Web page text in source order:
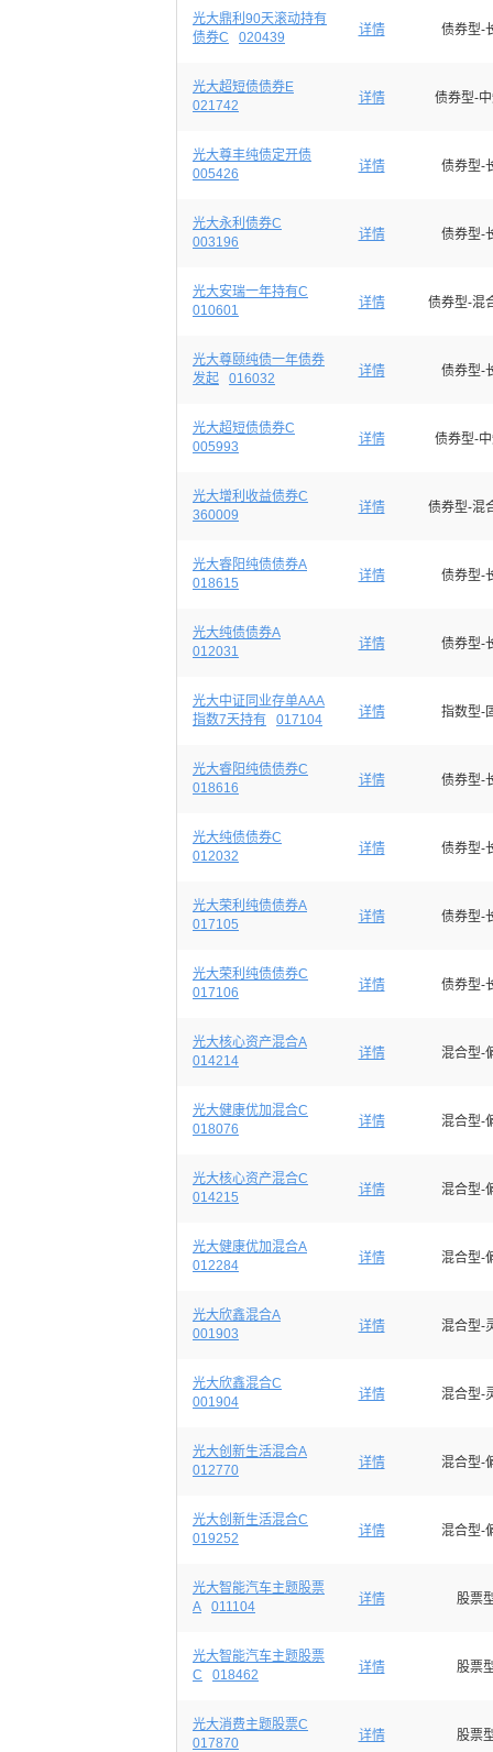
光大鼎利90天滚动持有
债券C
020439 详情 债券型-
光大超短债债券E
021742
详情 债券型-
光大尊丰纯债定开债
005426
详情 债券型-
光大永利债券C
003196
详情 债券型-
光大安瑞一年持有C
010601
详情 债券型-混
光大尊颐纯债一年债券
发起
016032 详情 债券型-
光大超短债债券C
005993
详情 债券型-
光大增利收益债券C
360009
详情 债券型-混
光大睿阳纯债债券A
018615
详情 债券型-
光大纯债债券A
012031
详情 债券型-
光大中证同业存单AAA
指数7天持有
017104 详情 指数型-
光大睿阳纯债债券C
018616
详情 债券型-
光大纯债债券C
012032
详情 债券型-
光大荣利纯债债券A
017105
详情 债券型-
光大荣利纯债债券C
017106
详情 债券型-
光大核心资产混合A
014214
详情 混合型-
光大健康优加混合C
018076
详情 混合型-
光大核心资产混合C
014215
详情 混合型-
光大健康优加混合A
012284
详情 混合型-
光大欣鑫混合A
001903
详情 混合型-
光大欣鑫混合C
001904
详情 混合型-
光大创新生活混合A
012770
详情 混合型-
光大创新生活混合C
019252
详情 混合型-
光大智能汽车主题股票
A
011104 详情 股票
光大智能汽车主题股票
C
018462 详情 股票
光大消费主题股票C
017870
详情 股票